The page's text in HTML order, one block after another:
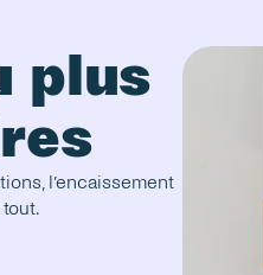
plus
l’encaissement
N